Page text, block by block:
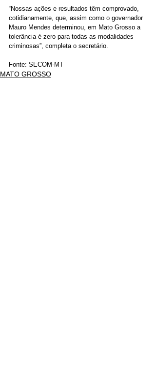
“Nossas ações e resultados têm comprovado,
cotidianamente, que, assim como o governador
Mauro Mendes determinou, em Mato Grosso a
tolerância é zero para todas as modalidades
criminosas”, completa o secretário.
Fonte: SECOM-MT
MATO GROSSO